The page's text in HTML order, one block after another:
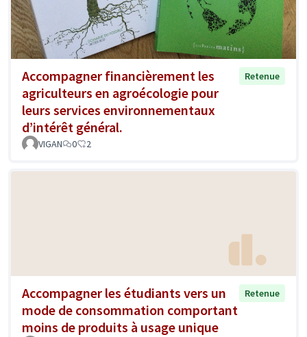
Accompagner financièrement les
agriculteurs en agroécologie pour
leurs services environnementaux
d’intérêt général.
Retenue
VIGAN 0 2
Accompagner les étudiants vers un
mode de consommation comportant
moins de produits à usage unique
Retenue